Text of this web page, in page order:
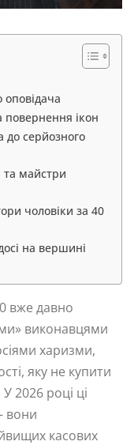
оповідача
ікон
до серйозного
майстри
чоловіки за 40
на вершині
вже давно
виконавцями
харизми,
яку не купити
2026 році ці
вони
касових